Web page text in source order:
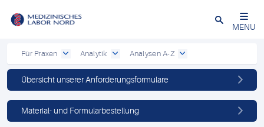
Schließen
MENU
Für Praxen Analytik Analysen A-Z
Übersicht unserer Anforderungsformulare
Material- und Formularbestellung